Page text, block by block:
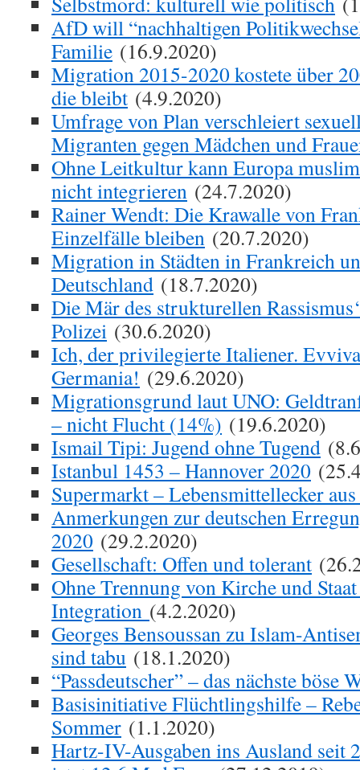
AfD will “nachhaltigen
Familie (16.9.2020)
Migration 2015-2020 kostete über
die bleibt (4.9.2020)
Umfrage von Plan verschleiert
Migranten gegen Mädchen und
Ohne Leitkultur kann Europa
nicht integrieren (24.7.2020)
Rainer Wendt: Die Krawalle von
Einzelfälle bleiben (20.7.2020)
Migration in Städten in Frankreich
Deutschland (18.7.2020)
Die Mär des strukturellen
Polizei (30.6.2020)
Ich, der privilegierte Italiener.
Germania! (29.6.2020)
Migrationsgrund laut UNO:
– nicht Flucht (14%) (19.6.2020)
Ismail Tipi: Jugend ohne Tugend
Istanbul 1453 – Hannover 2020
Supermarkt – Lebensmittellecker
Anmerkungen zur deutschen
2020 (29.2.2020)
Gesellschaft: Offen und tolerant
Ohne Trennung von Kirche und
Integration (4.2.2020)
Georges Bensoussan zu Islam-
sind tabu (18.1.2020)
“Passdeutscher” – das nächste böse
Basisinitiative Flüchtlingshilfe –
Sommer (1.1.2020)
Hartz-IV-Ausgaben ins Ausland seit